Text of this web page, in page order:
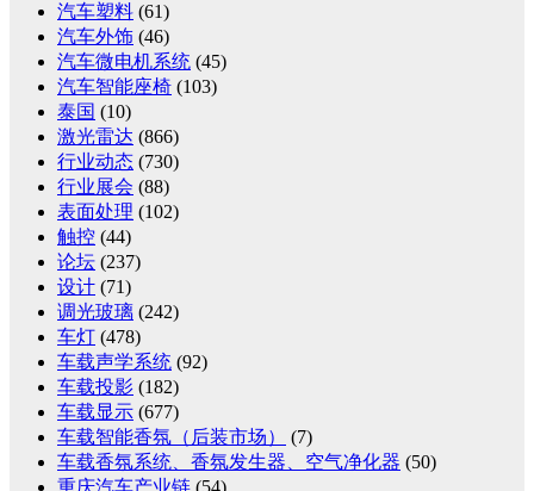
汽车塑料 (61)
汽车外饰 (46)
汽车微电机系统 (45)
汽车智能座椅 (103)
泰国 (10)
激光雷达 (866)
行业动态 (730)
行业展会 (88)
表面处理 (102)
触控 (44)
论坛 (237)
设计 (71)
调光玻璃 (242)
车灯 (478)
车载声学系统 (92)
车载投影 (182)
车载显示 (677)
车载智能香氛（后装市场）
(7)
车载香氛系统、香氛发生器、空气净化器 (50)